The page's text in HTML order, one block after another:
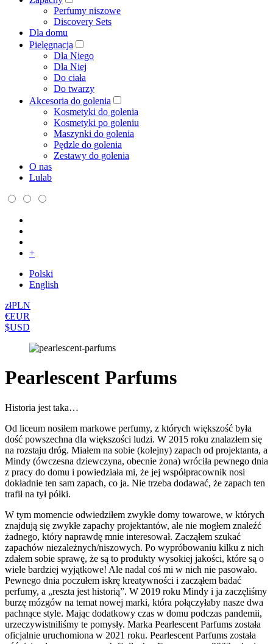
Perfumy niszowe
Discovery Sets
Dla domu
Pielęgnacja
Dla Niego
Dla Niej
Do ciała
Do twarzy
Akcesoria do golenia
Kosmetyki do golenia
Kosmetyki po goleniu
Maszynki do golenia
Pędzle do golenia
Zestawy do golenia
O nas
Lulab
+
Polski
English
złPLN
€EUR
$USD
Pearlescent Parfums
Historia jest taka…
Od liceum nosiłem markowe perfumy, z których większość była
dość powszechna dla większości ludzi. W 2015 roku znalazłem się
na rozstaju dróg. Miałem na sobie (kolejny) zapach od projektanta, a
Mindy (ówczesna dziewczyna, obecnie żona) wróciła pewnego dnia
z pracy do domu i powiedziała mi, że jej współpracownik nosi
dokładnie ten sam zapach, co ja. Nie trzeba dodawać, że zapach ten
trafił na tył półki.
W tym momencie odwiedziłem zwykłe domy towarowe, w których
znajdują się zwykłe zapachy projektantów, ale nie mogłem znaleźć
żadnego, który naprawdę mnie interesował. Zacząłem szukać
zapachów niezależnych/niszowych. Po wypróbowaniu kilku z nich
zdałem sobie sprawę, że są to produkty wysokiej jakości, które są o
wiele bardziej wyjątkowe! Ale nadal coś mi w nich nie pasowało.
Pewnego dnia poczułem iskrę kreatywności i zacząłem badać
perfumy, a „reszta jest historią”. W 2019 roku Mindy i ja zaczęliśmy
burzę mózgów na temat nowej marki, która połączyłaby nasze dwa
pachnące style. Mając dodatkowy czas w domu podczas pandemii,
urzeczywistniliśmy te pomysły. Marka Pearlescent Parfums została
oficjalnie uruchomiona w 2021 roku. Pearlescent Parfums została